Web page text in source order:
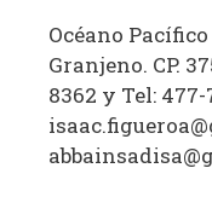
Océano
Granjeno. CP.
8362 y Tel: